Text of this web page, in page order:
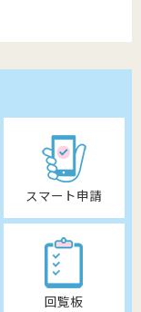
スマート申請
回覧板